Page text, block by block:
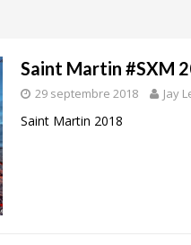
Saint Martin #SXM
29 septembre 2018 Jay
Saint Martin 2018